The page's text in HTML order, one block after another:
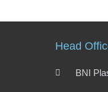
Head
BNI